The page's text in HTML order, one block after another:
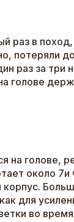
раз в поход,
потеряли
раз за три
голове
на голове,
около
для
во